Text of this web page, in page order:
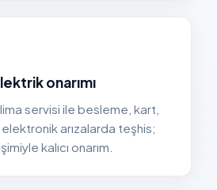
onarımı
servisi ile besleme, kart,
arızalarda teşhis;
kalıcı onarım.